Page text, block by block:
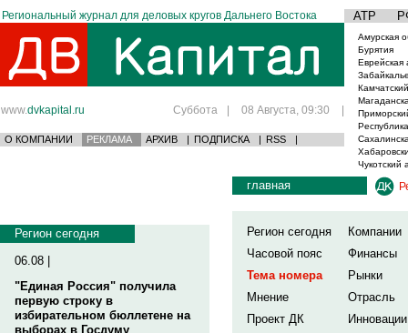
Региональный журнал для деловых кругов Дальнего Востока АТР
www.dvkapital.ru Суббота | 08 Августа, 09:30 |
О КОМПАНИИ РЕКЛАМА АРХИВ | ПОДПИСКА | RSS |
Амурская
Бурятия
Еврейская
Чукотский
Регион сегодня
06.08 |
"Единая Россия" получила
первую строку в
избирательном бюллетене на
выборах в Госдуму
главная
Регион сегодня
Компании
Часовой пояс
Финансы
Тема номера
Рынки
Мнение
Отрасль
Проект ДК
Инновации